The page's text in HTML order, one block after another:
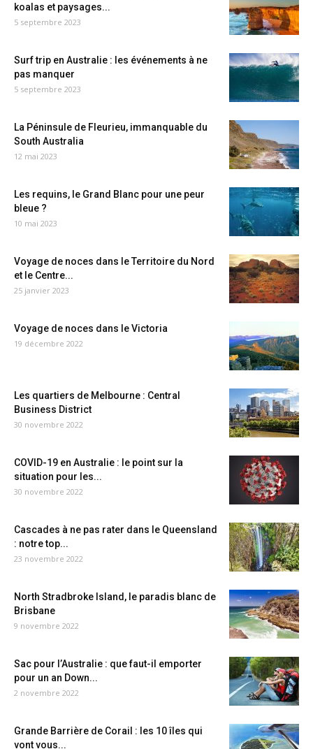
koalas et paysages...
5 septembre 2023
Surf trip en Australie : les événements à ne
pas manquer
5 septembre 2023
La Péninsule de Fleurieu, immanquable du
South Australia
12 mai 2023
Les requins, le Grand Blanc pour une peur
bleue ?
10 mai 2023
Voyage de noces dans le Territoire du Nord
et le Centre...
25 janvier 2023
Voyage de noces dans le Victoria
19 décembre 2022
Les quartiers de Melbourne : Central
Business District
30 novembre 2022
COVID-19 en Australie : le point sur la
situation pour les...
30 novembre 2022
Cascades à ne pas rater dans le Queensland
: notre top...
23 novembre 2022
North Stradbroke Island, le paradis blanc de
Brisbane
9 novembre 2022
Sac pour l’Australie : que faut-il emporter
pour un an Down...
2 novembre 2022
Grande Barrière de Corail : les 10 îles qui
vont vous...